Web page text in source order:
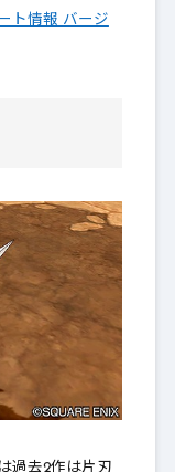
ー
ト情報 バージ
過去2作は片刃